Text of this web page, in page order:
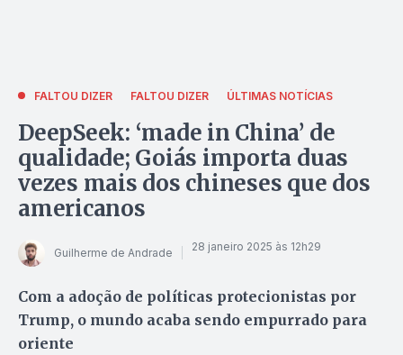
FALTOU DIZER FALTOU DIZER ÚLTIMAS NOTÍCIAS
DeepSeek: ‘made in China’ de
qualidade; Goiás importa duas
vezes mais dos chineses que dos
americanos
Guilherme de Andrade 28 janeiro 2025 às 12h29
Com a adoção de políticas protecionistas por
Trump, o mundo acaba sendo empurrado para
oriente